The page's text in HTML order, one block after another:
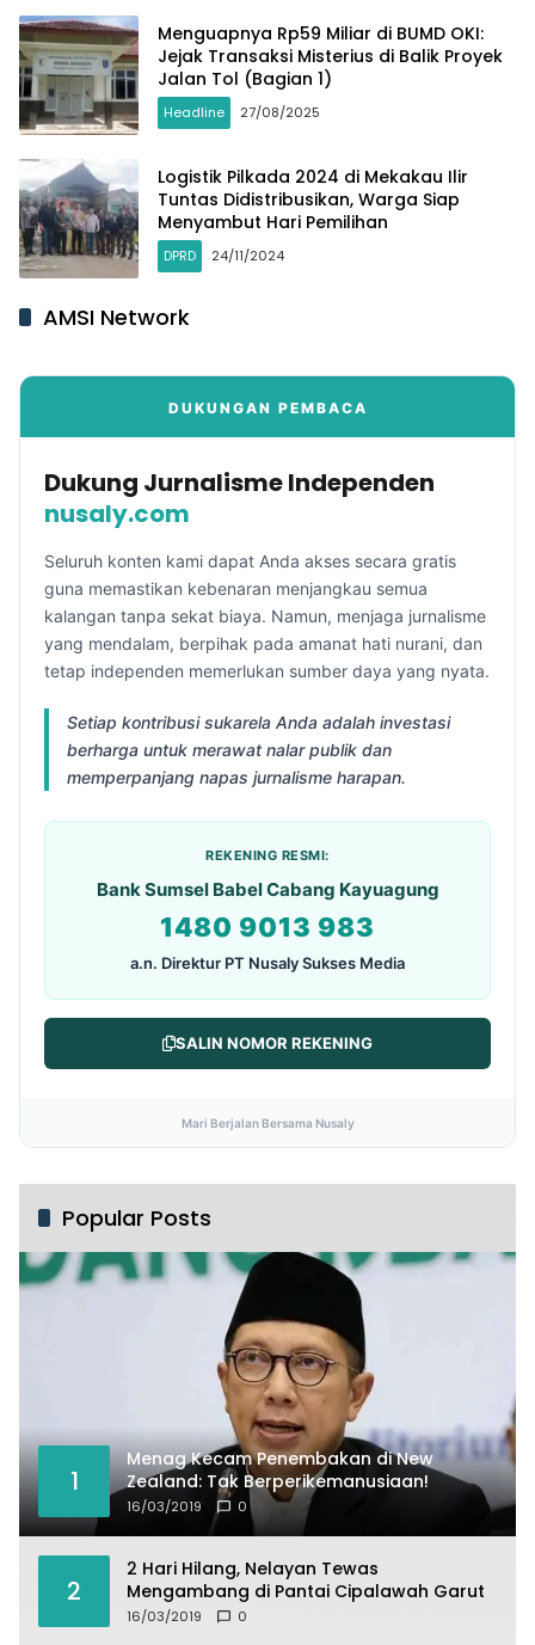
Menguapnya Rp59 Miliar di BUMD OKI:
Jejak Transaksi Misterius di Balik Proyek
Jalan Tol (Bagian 1)
Headline 27/08/2025
Logistik Pilkada 2024 di Mekakau Ilir
Tuntas Didistribusikan, Warga Siap
Menyambut Hari Pemilihan
DPRD 24/11/2024
AMSI Network
DUKUNGAN PEMBACA
Dukung Jurnalisme Independen
nusaly.com
Seluruh konten kami dapat Anda akses secara gratis
guna memastikan kebenaran menjangkau semua
kalangan tanpa sekat biaya. Namun, menjaga jurnalisme
yang mendalam, berpihak pada amanat hati nurani, dan
tetap independen memerlukan sumber daya yang nyata.
Setiap kontribusi sukarela Anda adalah investasi
berharga untuk merawat nalar publik dan
memperpanjang napas jurnalisme harapan.
REKENING RESMI:
Bank Sumsel Babel Cabang Kayuagung
1480 9013 983
a.n. Direktur PT Nusaly Sukses Media
SALIN NOMOR REKENING
Mari Berjalan Bersama Nusaly
Popular Posts
1
Menag Kecam Penembakan di New
Zealand: Tak Berperikemanusiaan!
16/03/2019 0
2
2 Hari Hilang, Nelayan Tewas
Mengambang di Pantai Cipalawah Garut
16/03/2019 0